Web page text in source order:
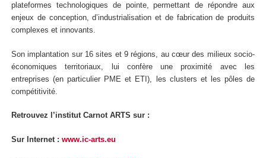
plateformes technologiques de pointe, permettant de répondre aux
enjeux de conception, d’industrialisation et de fabrication de produits
complexes et innovants.
Son implantation sur 16 sites et 9 régions, au cœur des milieux socio-
économiques territoriaux, lui confère une proximité avec les
entreprises (en particulier PME et ETI), les clusters et les pôles de
compétitivité.
Retrouvez l’institut Carnot ARTS sur :
Sur Internet : www.ic-arts.eu